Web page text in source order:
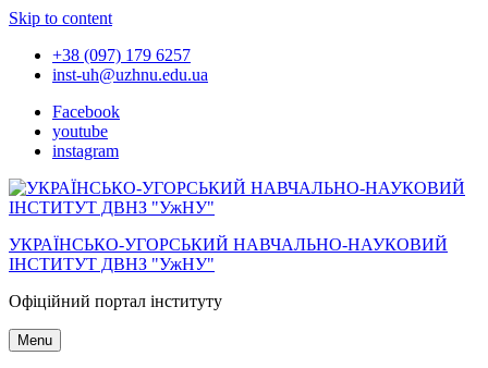
Skip to content
+38 (097) 179 6257
inst-uh@uzhnu.edu.ua
Facebook
youtube
instagram
УКРАЇНСЬКО-УГОРСЬКИЙ НАВЧАЛЬНО-НАУКОВИЙ
ІНСТИТУТ ДВНЗ "УжНУ"
Офіційний портал інституту
Menu